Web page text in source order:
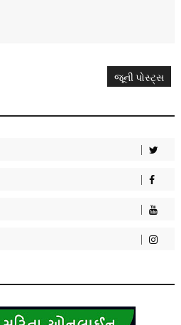
જૂની પોસ્ટ્સ